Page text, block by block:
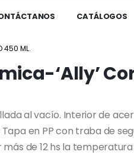
CATÁLOGOS
450 ML.
‘Ally’
al vacío. Interior de
en PP con traba de
de 12 hs la